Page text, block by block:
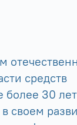
средств
30
своем